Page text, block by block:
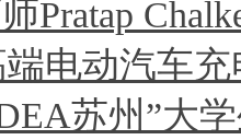
Pratap
端电动汽车
苏州”大